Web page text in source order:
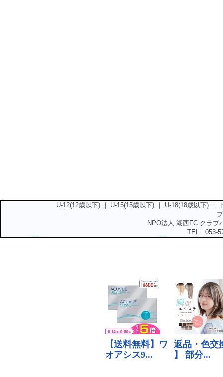
U-12(12歳以下)｜ U-15(15歳以下)｜ U-18(18歳以下)｜
NPO法人 湖西FC クラ
TEL : 053-